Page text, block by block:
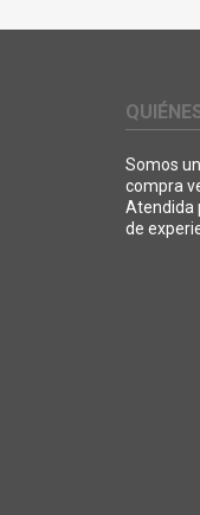
Somos
compra
Atendida
de